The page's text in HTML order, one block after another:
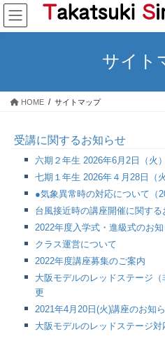
コ
ン
テ
ス
ナ
ビ
ゲ
ン
サイト
HOME サイトマップ
受講に関するお知らせ
六期２年生 2026年6月2日（火
七期１年生 2026年４月28日（
●気象異常時の対応について（
台風接近時の講座開催に関する
2022年度入学式・進級式のお
クラス運営について
2022年度講座募集のご案内
大阪モデルのレッドステージ
更
2021年4月20日(火)講座のお知
大阪モデルのレッドステージ